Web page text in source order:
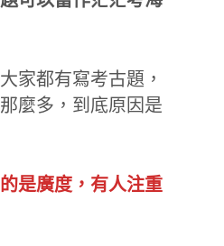
家都有寫考古題，
麼多，到底原因是
是廣度，有人注重